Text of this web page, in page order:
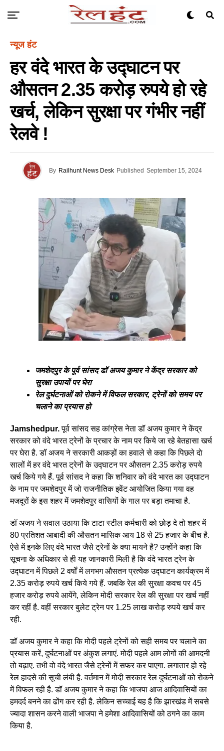
न्यूज हंट
हर वंदे भारत के उद्घाटन पर
औसतन 2.35 करोड़ रुपये हो रहे
खर्च, लेकिन सुरक्षा पर गंभीर नहीं
रेलवे !
By Railhunt News Desk Published September 15, 2024
जमशेदपुर के पूर्व सांसद डॉ अजय कुमार ने केंद्र सरकार को
सुरक्षा उपायों पर घेरा
रेल दुर्घटनाओं को रोकने में विफल सरकार, ट्रेनों काे समय पर
चलाने का प्रयास हो
Jamshedpur.पूर्व सांसद सह कांग्रेस नेता डॉ अजय कुमार ने केंद्र
सरकार को वंदे भारत ट्रेनों के प्रचार के नाम पर किये जा रहे बेतहासा खर्च
पर घेरा है. डॉ अजय ने सरकारी आकड़ों का हवाले से कहा कि पिछले दाे
सालों में हर वंदे भारत ट्रेनों के उद्घाटन पर औसतन 2.35 करोड़ रुपये
खर्च किये गये हैं. पूर्व सांसद ने कहा कि शनिवार को वंदे भारत का उद्घाटन
के नाम पर जमशेदपुर में जो राजनीतिक इवेंट आयोजित किया गया वह
मजदूरों के इस शहर में जमशेदपुर वासियों के गाल पर बड़ा तमाचा है.
डॉ अजय ने सवाल उठाया कि टाटा स्टील कर्मचारी को छोड़ दे तो शहर में
80 प्रतिशत आबादी की औसतन मासिक आय 18 से 25 हजार के बीच है.
ऐसे में इनके लिए वंदे भारत जैसे ट्रेनों के क्या मायने है? उन्होंने कहा कि
सूचना के अधिकार से ही यह जानकारी मिली है कि वंदे भारत ट्रेन के
उद्घाटन में पिछले 2 वर्षों में लगभग औसतन प्रत्येक उद्घाटन कार्यक्रम में
2.35 करोड़ रुपये खर्च किये गये हैं. जबकि रेल की सुरक्षा कवच पर 45
हजार करोड़ रुपये आयेंगे, लेकिन मोदी सरकार रेल की सुरक्षा पर खर्च नहीं
कर रहीं है. वहीं सरकार बुलेट ट्रेन पर 1.25 लाख करोड़ रुपये खर्च कर
रही.
डॉ अजय कुमार ने कहा कि मोदी पहले ट्रेनों को सही समय पर चलाने का
प्रयास करें, दुर्घटनाओं पर अंकुश लगाएं. मोदी पहले आम लोगों की आमदनी
तो बढ़ाए. तभी वो वंदे भारत जैसे ट्रेनों में सफर कर पाएगा. लगातार हो रहे
रेल हादसे की सूची लंबी है. वर्तमान में मोदी सरकार रेल दुर्घटनाओं को रोकने
में विफल रही है. डॉ अजय कुमार ने कहा कि भाजपा आज आदिवासियों का
हमदर्द बनने का ढोंग कर रही है. लेकिन सच्चाई यह है कि झारखंड में सबसे
ज्यादा शासन करने वाली भाजपा ने हमेशा आदिवासियों को ठगने का काम
किया है.